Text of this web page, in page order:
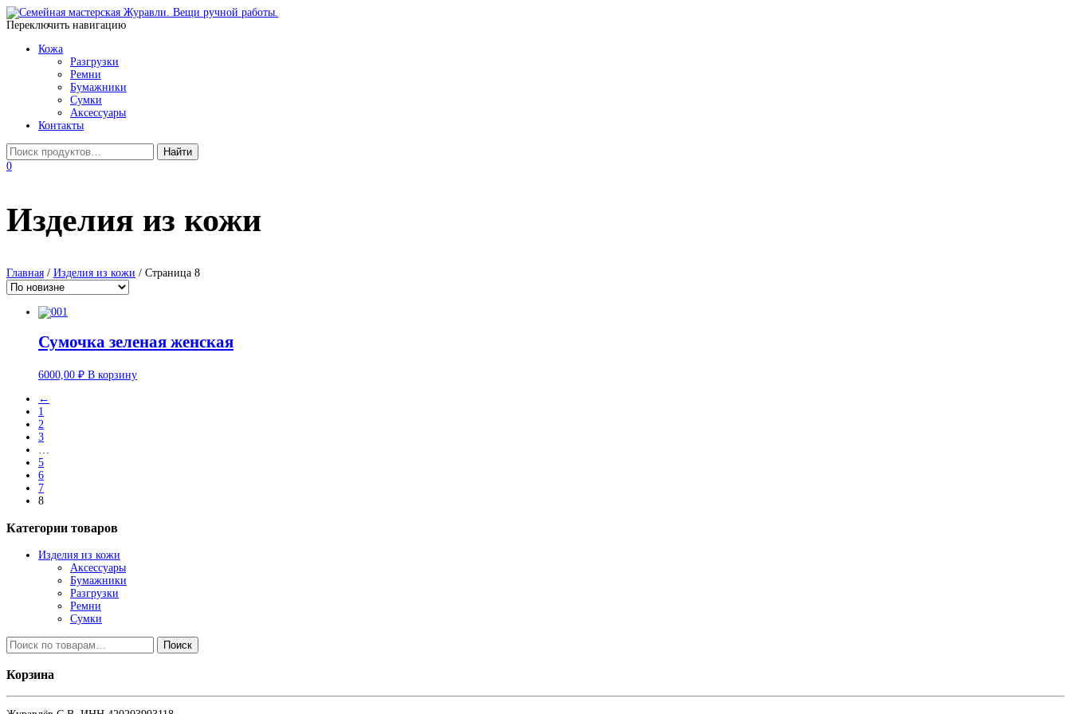
Переключить навигацию
Кожа
Разгрузки
Ремни
Бумажники
Сумки
Аксессуары
Контакты
0
Изделия из кожи
Главная / Изделия из кожи / Страница 8
Сумочка зеленая женская
6000,00 ₽ В корзину
←
1
2
3
5
6
7
8
Категории товаров
Изделия из кожи
Аксессуары
Бумажники
Разгрузки
Ремни
Сумки
Искать:
Поиск
Корзина